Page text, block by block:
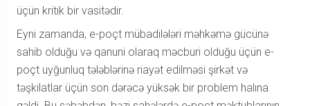
üçün kritik bir vasitədir.
Eyni zamanda, e-poçt mübadilələri məhkəmə gücünə
sahib olduğu və qanuni olaraq məcburi olduğu üçün e-
poçt uyğunluq tələblərinə riayət edilməsi şirkət və
təşkilatlar üçün son dərəcə yüksək bir problem halına